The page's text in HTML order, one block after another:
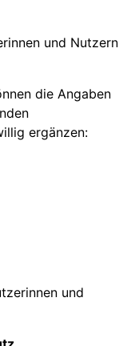
und Nutzern
die Angaben
ergänzen:
und